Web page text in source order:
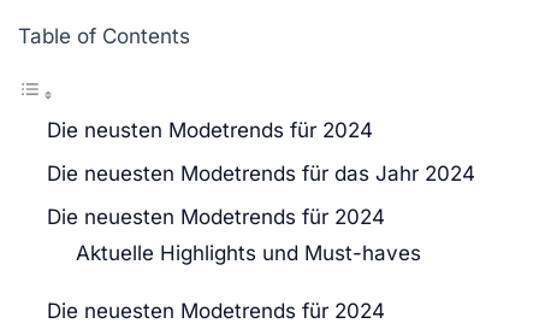
Table of Contents
Die neusten Modetrends für 2024
Die neuesten Modetrends für das Jahr 2024
Die neuesten Modetrends für 2024
Aktuelle Highlights und Must-haves
Die neuesten Modetrends für 2024